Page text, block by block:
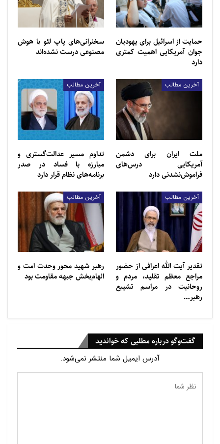
علاقه‌مندان از آن بازدید و در پایان این مراسم حاضران با
قرائت دعای فرج برای آرامش و پیروزی مردم غزه دعا کردند.
مطالب مرتبط
حمایت از اسرائیل برای یهودیان جوان آمریکایی اهمیت
سخنرانی‌های پاپ لئو با هوش مصنوعی درست نشده‌اند
گفتنی است، در محل اجرای برنامه، سفره شب یلدا با
علاقه‌مندان با آن عکس یادگاری می‌گرفتند.
حمایت از اسرائیل برای یهودیان
جوان آمریکایی اهمیت کمتری
دارد
سخنرانی‌های پاپ لئو با هوش
مصنوعی درست نشده‌اند
آخرین مطالب
ملت ایران برای دشمن
آمریکایی درس‌های
فراموش‌نشدنی دارد
آخرین مطالب
تداوم مسیر عدالت‌گستری و
مبارزه با فساد در صدر
برنامه‌های نظام قرار دارد
آخرین مطالب
تقدیر آیت الله اعرافی از حضور
مراجع معظم تقلید، مردم و
روحانیت در مراسم تشییع
رهبر…
آخرین مطالب
رهبر شهید محور وحدت امت و
الهام‌بخش جبهه مقاومت بود
گفت‌وگو درباره مطلبی که خواندید
آدرس ایمیل شما منتشر نمی‌شود.